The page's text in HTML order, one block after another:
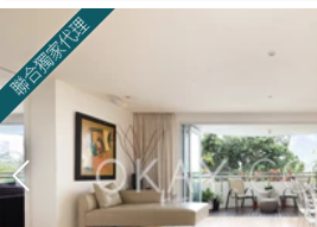
聯合獨家代理